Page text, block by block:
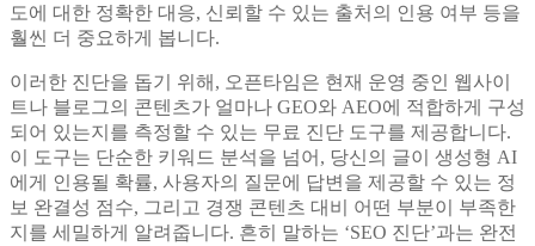
도에 대한 정확한 대응, 신뢰할 수 있는 출처의 인용 여부 등을
훨씬 더 중요하게 봅니다.
이러한 진단을 돕기 위해, 오픈타임은 현재 운영 중인 웹사이
트나 블로그의 콘텐츠가 얼마나 GEO와 AEO에 적합하게 구성
되어 있는지를 측정할 수 있는 무료 진단 도구를 제공합니다.
이 도구는 단순한 키워드 분석을 넘어, 당신의 글이 생성형 AI
에게 인용될 확률, 사용자의 질문에 답변을 제공할 수 있는 정
보 완결성 점수, 그리고 경쟁 콘텐츠 대비 어떤 부분이 부족한
지를 세밀하게 알려줍니다. 흔히 말하는 ‘SEO 진단’과는 완전